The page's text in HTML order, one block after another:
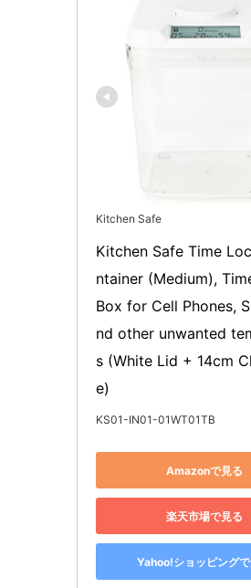
Kitchen Safe
Kitchen Safe Time
ntainer (Medium),
Box for Cell Phones,
nd other unwanted
s (White Lid + 14cm
e)
KS01-IN01-01WT01TB
Amazonで見る
楽天市場で見る
Yahoo!ショッピング